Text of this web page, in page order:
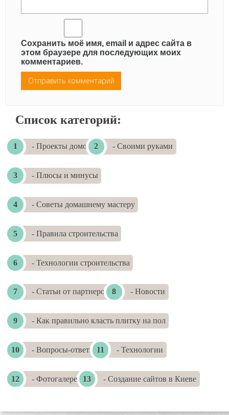
Сохранить моё имя, email и адрес сайта в
этом браузере для последующих моих
комментариев.
Список категорий:
- Проекты домов - Своими руками
- Плюсы и минусы
- Советы домашнему мастеру
- Правила строительства
- Технологии строительства
- Статьи от партнеров - Новости
- Как правильно класть плитку на пол
- Вопросы-ответы - Технологии
- Фотогалереи - Создание сайтов в Киеве